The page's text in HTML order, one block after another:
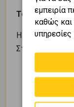
Το «φθηνό» ως
Η χαμηλή τιμή
Στην
μειώνει
και
εμπειρία
καθώς και
υπηρεσίες